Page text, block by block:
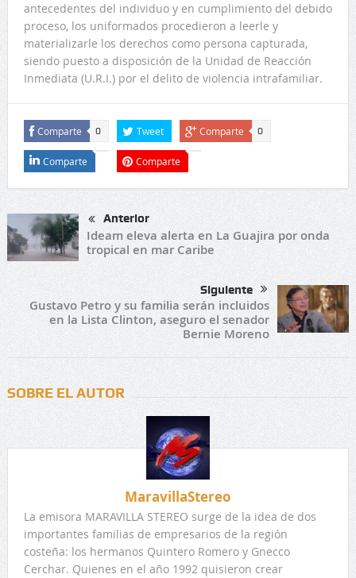
antecedentes del individuo y en cumplimiento del debido
proceso, los uniformados procedieron a leerle y
materializarle los derechos como persona capturada,
siendo puesto a disposición de la Unidad de Reacción
Inmediata (U.R.I.) por el delito de violencia intrafamiliar.
Comparte 0 Tweet Comparte 0
Comparte Comparte
Anterior
Ideam eleva alerta en La Guajira por onda
tropical en mar Caribe
Siguiente
Gustavo Petro y su familia serán incluidos
en la Lista Clinton, aseguro el senador
Bernie Moreno
SOBRE EL AUTOR
MaravillaStereo
La emisora MARAVILLA STEREO surge de la idea de dos
importantes familias de empresarios de la región
costeña: los hermanos Quintero Romero y Gnecco
Cerchar. Quienes en el año 1992 quisieron crear